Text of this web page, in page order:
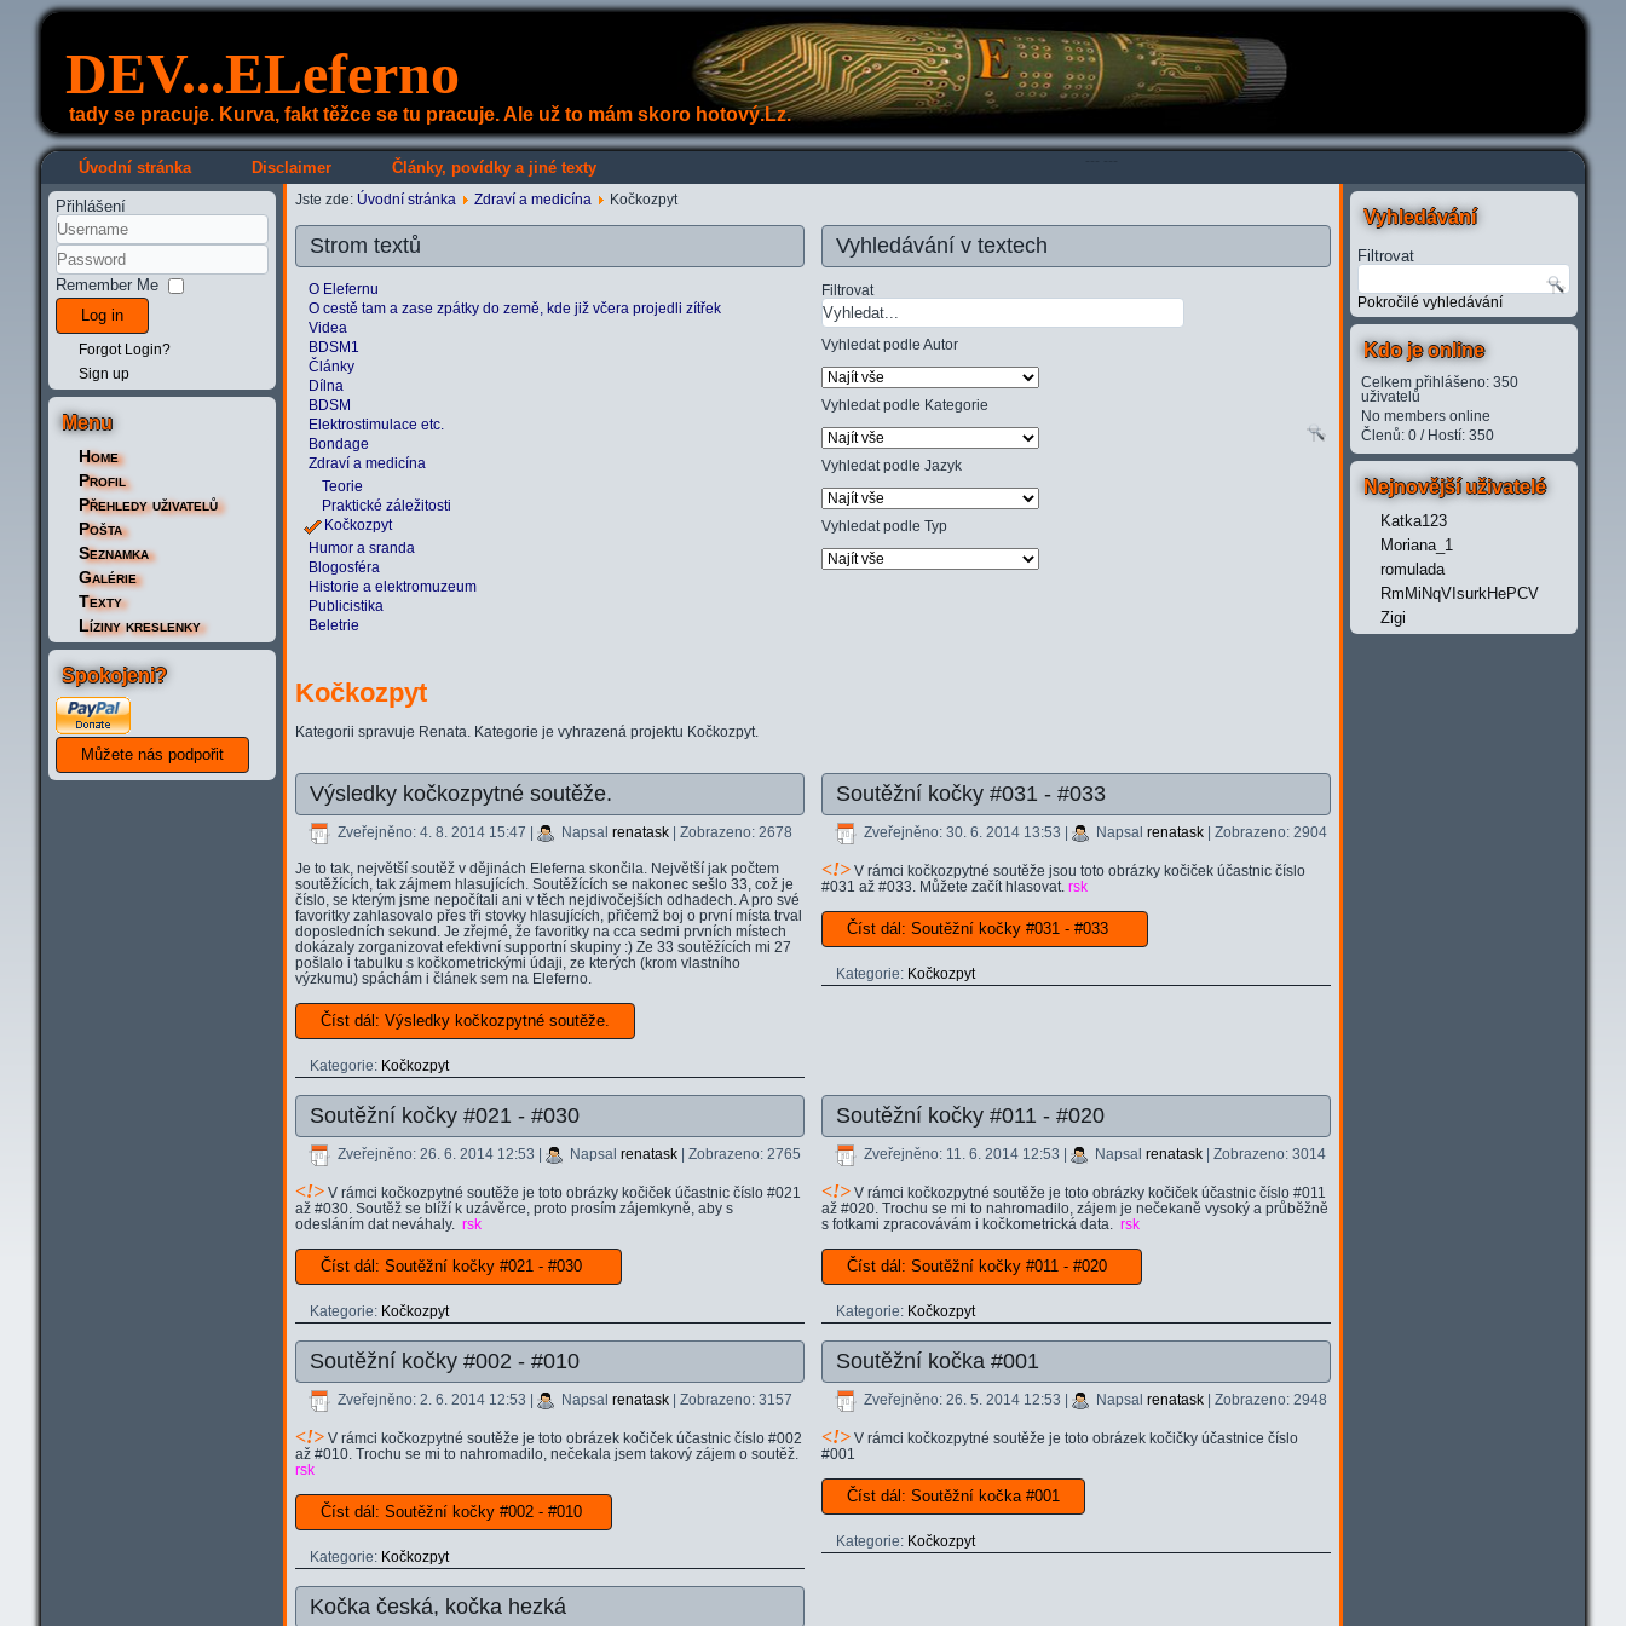
DEV...ELeferno
tady se pracuje. Kurva, fakt těžce se tu pracuje. Ale už to mám skoro hotový.Lz.
Úvodní stránka Disclaimer Články, povídky a jiné texty
Přihlášení
Remember Me
Log in
Forgot Login?
Sign up
Menu
Home
Profil
Přehledy uživatelů
Pošta
Seznamka
Galérie
Texty
Líziny kreslenky
Spokojeni?
Jste zde: Úvodní stránka Zdraví a medicína Kočkozpyt
Strom textů
O Elefernu
O cestě tam a zase zpátky do země, kde již včera projedli zítřek
Videa
BDSM1
Články
Dílna
BDSM
Elektrostimulace etc.
Bondage
Zdraví a medicína
Teorie
Praktické záležitosti
Kočkozpyt
Humor a sranda
Blogosféra
Historie a elektromuzeum
Publicistika
Beletrie
Vyhledávání v textech
Filtrovat
Vyhledat podle Autor
Vyhledat podle Kategorie
Vyhledat podle Jazyk
Vyhledat podle Typ
Kočkozpyt
Kategorii spravuje Renata. Kategorie je vyhrazená projektu Kočkozpyt.
Výsledky kočkozpytné soutěže.
Zveřejněno: 4. 8. 2014 15:47 Napsal renatask| Zobrazeno: 2678
Je to tak, největší soutěž v dějinách Eleferna skončila. Největší jak počtem
soutěžících, tak zájmem hlasujících. Soutěžících se nakonec sešlo 33, což je
číslo, se kterým jsme nepočítali ani v těch nejdivočejších odhadech. A pro své
favoritky zahlasovalo přes tři stovky hlasujících, přičemž boj o první místa trval
doposledních sekund. Je zřejmé, že favoritky na cca sedmi prvních místech
dokázaly zorganizovat efektivní supportní skupiny :) Ze 33 soutěžících mi 27
pošlalo i tabulku s kočkometrickými údaji, ze kterých (krom vlastního
výzkumu) spáchám i článek sem na Eleferno.
Číst dál: Výsledky kočkozpytné soutěže.
Kategorie: Kočkozpyt
Soutěžní kočky #031 - #033
Zveřejněno: 30. 6. 2014 13:53 Napsal renatask| Zobrazeno: 2904
<!>V rámci kočkozpytné soutěže jsou toto obrázky kočiček účastnic číslo
#031 až #033. Můžete začít hlasovat. rsk
Číst dál: Soutěžní kočky #031 - #033
Kategorie: Kočkozpyt
Soutěžní kočky #021 - #030
Zveřejněno: 26. 6. 2014 12:53 Napsal renatask| Zobrazeno: 2765
<!>V rámci kočkozpytné soutěže je toto obrázky kočiček účastnic číslo #021
až #030. Soutěž se blíží k uzávěrce, proto prosím zájemkyně, aby s
odesláním dat neváhaly. rsk
Číst dál: Soutěžní kočky #021 - #030
Kategorie: Kočkozpyt
Soutěžní kočky #011 - #020
Zveřejněno: 11. 6. 2014 12:53 Napsal renatask| Zobrazeno: 3014
<!>V rámci kočkozpytné soutěže je toto obrázky kočiček účastnic číslo #011
až #020. Trochu se mi to nahromadilo, zájem je nečekaně vysoký a průběžně
s fotkami zpracovávám i kočkometrická data. rsk
Číst dál: Soutěžní kočky #011 - #020
Kategorie: Kočkozpyt
Soutěžní kočky #002 - #010
Zveřejněno: 2. 6. 2014 12:53 Napsal renatask| Zobrazeno: 3157
<!>V rámci kočkozpytné soutěže je toto obrázek kočiček účastnic číslo #002
až #010. Trochu se mi to nahromadilo, nečekala jsem takový zájem o soutěž.
rsk
Číst dál: Soutěžní kočky #002 - #010
Kategorie: Kočkozpyt
Soutěžní kočka #001
Zveřejněno: 26. 5. 2014 12:53 Napsal renatask| Zobrazeno: 2948
<!>V rámci kočkozpytné soutěže je toto obrázek kočičky účastnice číslo
#001
Číst dál: Soutěžní kočka #001
Kategorie: Kočkozpyt
Kočka česká, kočka hezká
Vyhledávání
Filtrovat
Pokročilé vyhledávání
Kdo je online
Celkem přihlášeno: 350
uživatelů
No members online
Členů: 0 / Hostí: 350
Nejnovější uživatelé
Katka123
Moriana_1
romulada
RmMiNqVIsurkHePCV
Zigi